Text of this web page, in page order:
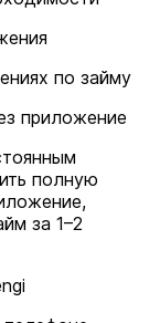
по займу
приложение
полную
за 1–2